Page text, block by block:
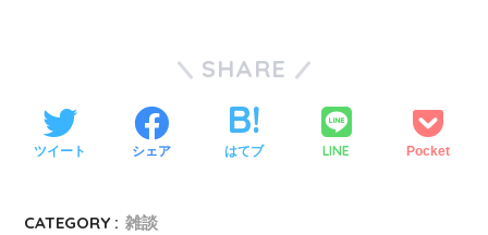
SHARE
ツイート シェア はてブ LINE Pocket
CATEGORY : 雑談